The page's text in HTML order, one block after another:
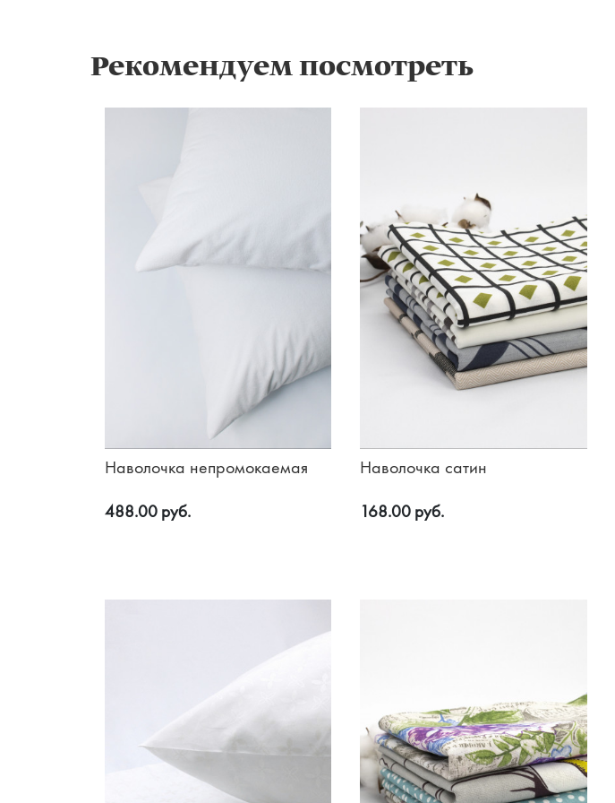
Рекомендуем посмотреть
Наволочка непромокаемая
488.00 руб.
Наволочка сатин
168.00 руб.